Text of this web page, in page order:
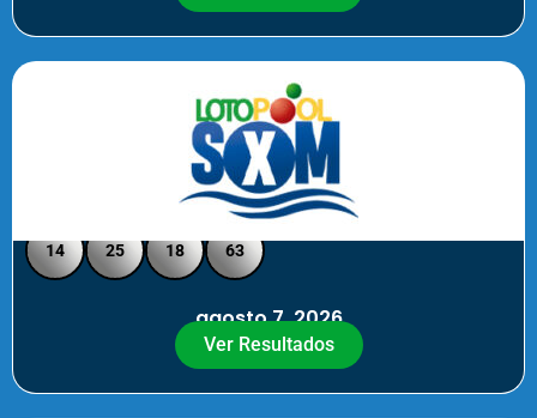
Loto Pool SXM Noche
14 25 18 63
agosto 7, 2026
Ver Resultados